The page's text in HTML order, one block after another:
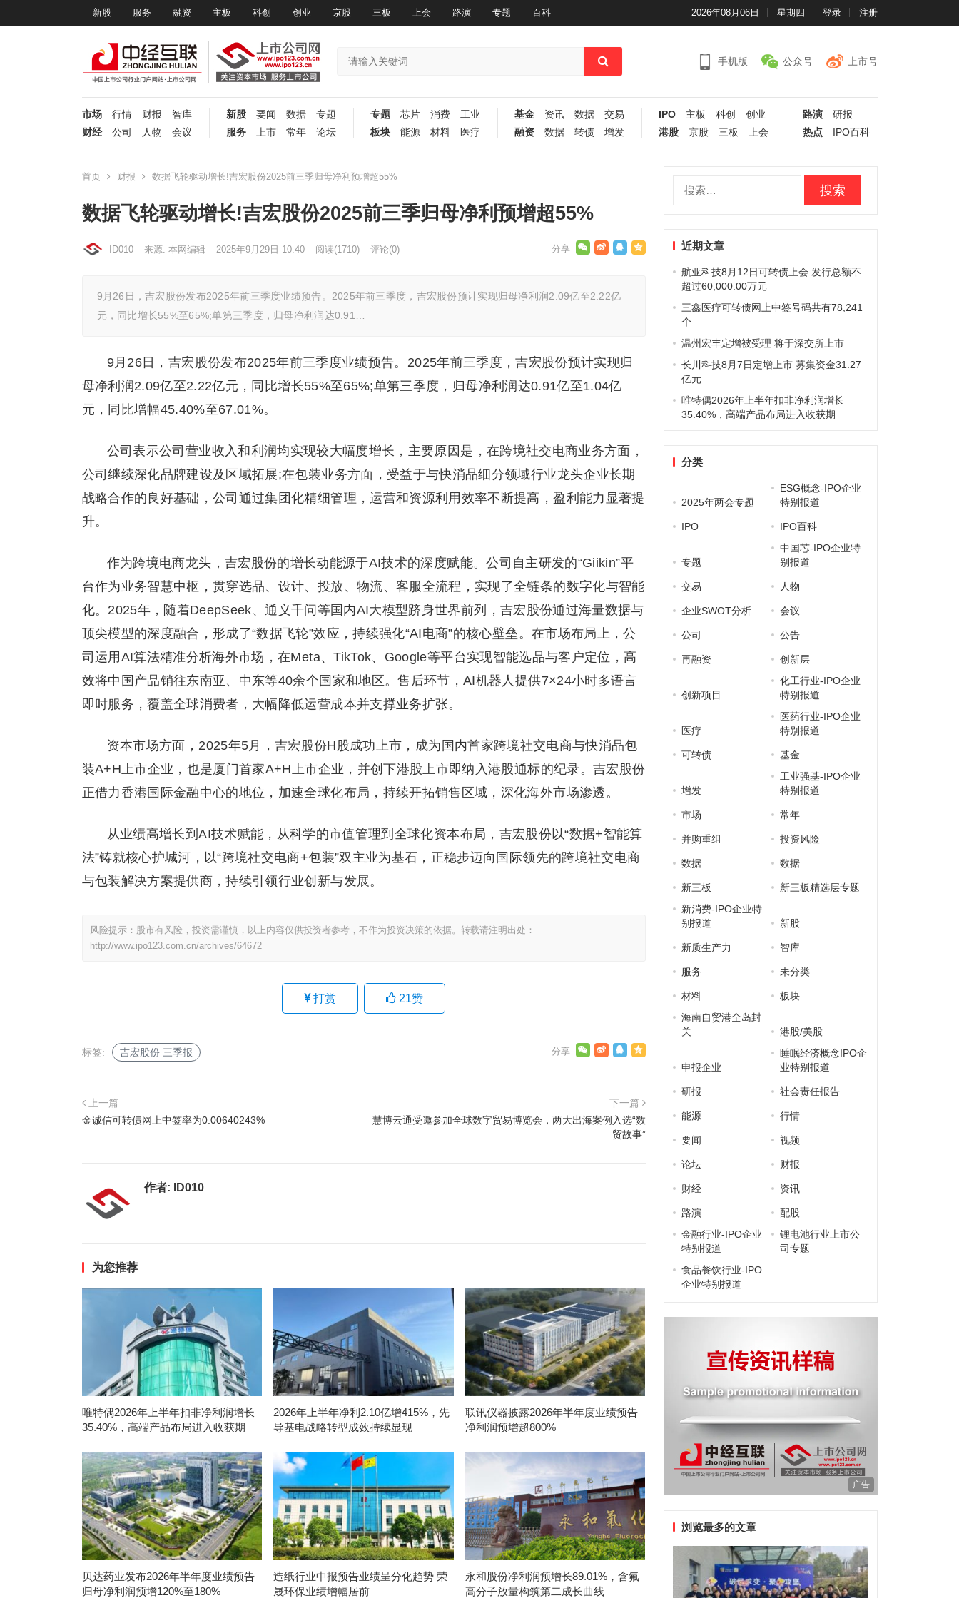
新股 服务 融资 主板 科创 创业 京股 三板 上会 路演 专题 百科 2026年08月06日 星期四 登录 注册
手机版 公众号 上市号
市场 行情 财报
智库
财经
公司 人物 会议
新股 要闻 数据
专题
服务
上市 常年 论坛
专题 芯片 消费
工业
板块
能源 材料 医疗
基金 资讯 数据
交易
融资
数据 转债 增发
IPO 主板 科创
创业
港股
京股 三板 上会
路演
研报
热点
IPO百科
首页 财报 数据飞轮驱动增长!吉宏股份2025前三季归母净利预增超55%
数据飞轮驱动增长!吉宏股份2025前三季归母净利预增超55%
ID010 来源: 本网编辑 2025年9月29日 10:40 阅读(1710) 评论(0)
9月26日，吉宏股份发布2025年前三季度业绩预告。2025年前三季度，吉宏股份预计实现归母净利润2.09亿至2.22亿
元，同比增长55%至65%;单第三季度，归母净利润达0.91…
9月26日，吉宏股份发布2025年前三季度业绩预告。2025年前三季度，吉宏股份预计实现归
母净利润2.09亿至2.22亿元，同比增长55%至65%;单第三季度，归母净利润达0.91亿至1.04亿
元，同比增幅45.40%至67.01%。
公司表示公司营业收入和利润均实现较大幅度增长，主要原因是，在跨境社交电商业务方面，
公司继续深化品牌建设及区域拓展;在包装业务方面，受益于与快消品细分领域行业龙头企业长期
战略合作的良好基础，公司通过集团化精细管理，运营和资源利用效率不断提高，盈利能力显著提
升。
作为跨境电商龙头，吉宏股份的增长动能源于AI技术的深度赋能。公司自主研发的“Giikin”平
台作为业务智慧中枢，贯穿选品、设计、投放、物流、客服全流程，实现了全链条的数字化与智能
化。2025年，随着DeepSeek、通义千问等国内AI大模型跻身世界前列，吉宏股份通过海量数据与
顶尖模型的深度融合，形成了“数据飞轮”效应，持续强化“AI电商”的核心壁垒。在市场布局上，公
司运用AI算法精准分析海外市场，在Meta、TikTok、Google等平台实现智能选品与客户定位，高
效将中国产品销往东南亚、中东等40余个国家和地区。售后环节，AI机器人提供7×24小时多语言
即时服务，覆盖全球消费者，大幅降低运营成本并支撑业务扩张。
资本市场方面，2025年5月，吉宏股份H股成功上市，成为国内首家跨境社交电商与快消品包
装A+H上市企业，也是厦门首家A+H上市企业，并创下港股上市即纳入港股通标的纪录。吉宏股份
正借力香港国际金融中心的地位，加速全球化布局，持续开拓销售区域，深化海外市场渗透。
从业绩高增长到AI技术赋能，从科学的市值管理到全球化资本布局，吉宏股份以“数据+智能算
法”铸就核心护城河，以“跨境社交电商+包装”双主业为基石，正稳步迈向国际领先的跨境社交电商
与包装解决方案提供商，持续引领行业创新与发展。
风险提示：股市有风险，投资需谨慎，以上内容仅供投资者参考，不作为投资决策的依据。转载请注明出处：
http://www.ipo123.com.cn/archives/64672
打赏 21赞
标签: 吉宏股份 三季报
上一篇
金诚信可转债网上中签率为0.00640243%
下一篇
慧博云通受邀参加全球数字贸易博览会，两大出海案例入选“数
贸故事”
作者: ID010
为您推荐
唯特偶2026年上半年扣非净利润增长
35.40%，高端产品布局进入收获期
2026年上半年净利2.10亿增415%，先
导基电战略转型成效持续显现
联讯仪器披露2026年半年度业绩预告
净利润预增超800%
贝达药业发布2026年半年度业绩预告
归母净利润预增120%至180%
造纸行业中报预告业绩呈分化趋势 荣
晟环保业绩增幅居前
永和股份净利润预增长89.01%，含氟
高分子放量构筑第二成长曲线
近期文章
航亚科技8月12日可转债上会 发行总额不
超过60,000.00万元
三鑫医疗可转债网上中签号码共有78,241
个
温州宏丰定增被受理 将于深交所上市
长川科技8月7日定增上市 募集资金31.27
亿元
唯特偶2026年上半年扣非净利润增长
35.40%，高端产品布局进入收获期
分类
2025年两会专题
ESG概念-IPO企业
特别报道
IPO IPO百科
专题
中国芯-IPO企业特
别报道
交易 人物
企业SWOT分析 会议
公司 公告
再融资 创新层
创新项目
化工行业-IPO企业
特别报道
医疗
医药行业-IPO企业
特别报道
可转债 基金
增发
工业强基-IPO企业
特别报道
市场 常年
并购重组 投资风险
数据 数据
新三板
新三板精选层专题
新消费-IPO企业特
别报道
新股
新质生产力 智库
服务 未分类
材料
板块
海南自贸港全岛封
关
港股/美股
申报企业
睡眠经济概念IPO企
业特别报道
研报 社会责任报告
能源 行情
要闻 视频
论坛 财报
财经 资讯
路演
配股
金融行业-IPO企业
特别报道
锂电池行业上市公
司专题
食品餐饮行业-IPO
企业特别报道
广告
浏览最多的文章